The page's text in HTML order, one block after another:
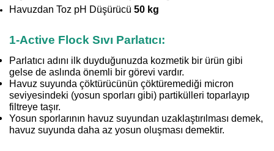
Havuzdan Toz pH Düşürücü 50 kg
1-Active Flock Sıvı Parlatıcı:
Parlatıcı adını ilk duyduğunuzda kozmetik bir ürün gibi
gelse de aslında önemli bir görevi vardır.
Havuz suyunda çöktürücünün çöktüremediği micron
seviyesindeki (yosun sporları gibi) partikülleri toparlayıp
filtreye taşır.
Yosun sporlarının havuz suyundan uzaklaştırılması demek,
havuz suyunda daha az yosun oluşması demektir.